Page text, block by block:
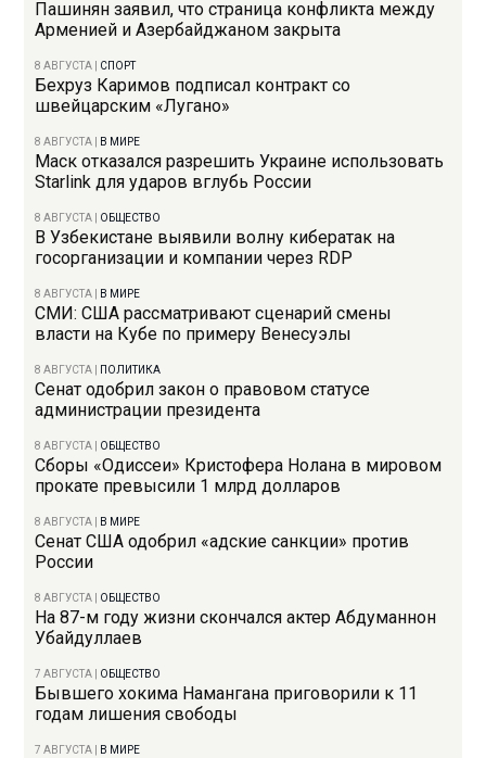
Пашинян заявил, что страница конфликта между
Арменией и Азербайджаном закрыта
8 АВГУСТА СПОРТ
Бехруз Каримов подписал контракт со
швейцарским «Лугано»
8 АВГУСТА В МИРЕ
Маск отказался разрешить Украине использовать
Starlink для ударов вглубь России
8 АВГУСТА ОБЩЕСТВО
В Узбекистане выявили волну кибератак на
госорганизации и компании через RDP
8 АВГУСТА В МИРЕ
СМИ: США рассматривают сценарий смены
власти на Кубе по примеру Венесуэлы
8 АВГУСТА ПОЛИТИКА
Сенат одобрил закон о правовом статусе
администрации президента
8 АВГУСТА ОБЩЕСТВО
Сборы «Одиссеи» Кристофера Нолана в мировом
прокате превысили 1 млрд долларов
8 АВГУСТА В МИРЕ
Сенат США одобрил «адские санкции» против
России
8 АВГУСТА ОБЩЕСТВО
На 87-м году жизни скончался актер Абдуманнон
Убайдуллаев
7 АВГУСТА ОБЩЕСТВО
Бывшего хокима Намангана приговорили к 11
годам лишения свободы
7 АВГУСТА В МИРЕ